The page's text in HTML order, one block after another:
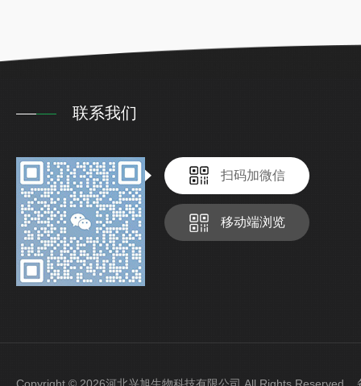
联系我们
扫码加微信
移动端浏览